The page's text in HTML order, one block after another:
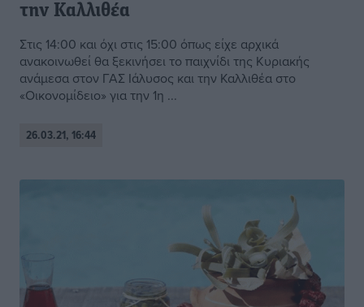
την Καλλιθέα
Στις 14:00 και όχι στις 15:00 όπως είχε αρχικά
ανακοινωθεί θα ξεκινήσει το παιχνίδι της Κυριακής
ανάμεσα στον ΓΑΣ Ιάλυσος και την Καλλιθέα στο
«Οικονομίδειο» για την 1η ...
26.03.21, 16:44